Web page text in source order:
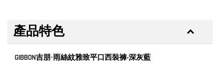
產品特色
GIBBON吉朋-雨絲紋雅致平口西裝褲‧深灰藍